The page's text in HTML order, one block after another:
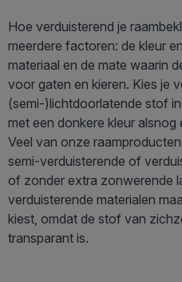
Hoe verduisterend je
meerdere factoren: de kleur
materiaal en de mate waarin
voor gaten en kieren. Kies je
(semi-)lichtdoorlatende stof
met een donkere kleur alsnog
Veel van onze
semi-verduisterende of
of zonder extra zonwerende
verduisterende materialen
kiest, omdat de stof van
transparant is.